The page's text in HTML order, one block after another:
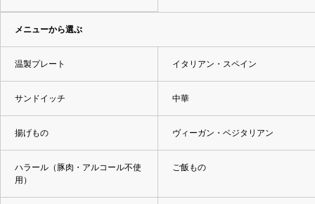
メニューから選ぶ
温製プレート イタリアン・スペイン
サンドイッチ 中華
揚げもの ヴィーガン・ベジタリアン
ハラール（豚肉・アルコール不使
用）
ご飯もの